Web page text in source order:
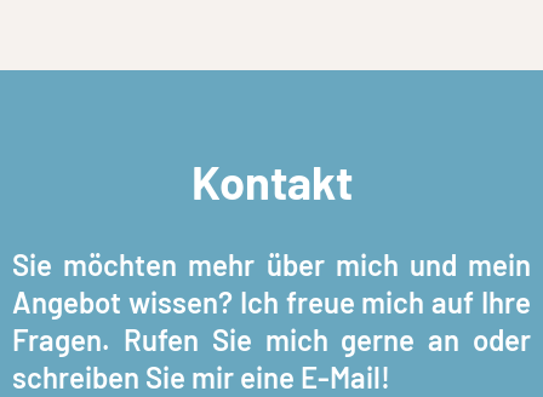
Kontakt
Sie möchten mehr über mich und mein
Angebot wissen? Ich freue mich auf Ihre
Fragen. Rufen Sie mich gerne an oder
schreiben Sie mir eine E-Mail!